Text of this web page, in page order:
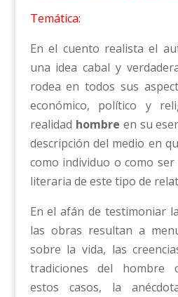
Temática:
En el cuento realista el
una idea cabal y
rodea en todos sus
económico, político y
realidad hombre en su
descripción del medio en
como individuo o como
literaria de este tipo de
En el afán de testimoniar
las obras resultan a
sobre la vida, las
tradiciones del hombre
estos casos, la